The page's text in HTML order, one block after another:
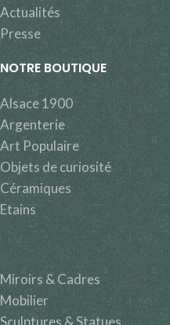
Actualités
Presse
NOTRE BOUTIQUE
Alsace 1900
Argenterie
Art Populaire
Objets de curiosité
Céramiques
Etains
Miroirs & Cadres
Mobilier
Sculptures & Statues